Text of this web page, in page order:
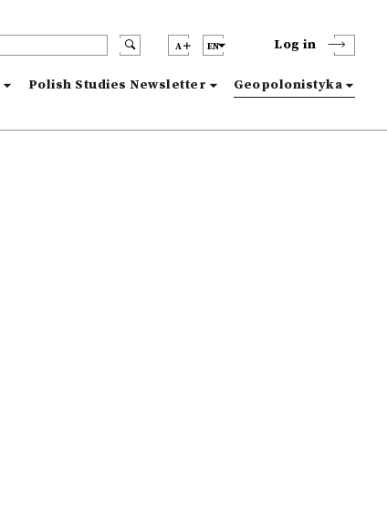
A EN Log in
Polish Studies Newsletter Geopolonistyka